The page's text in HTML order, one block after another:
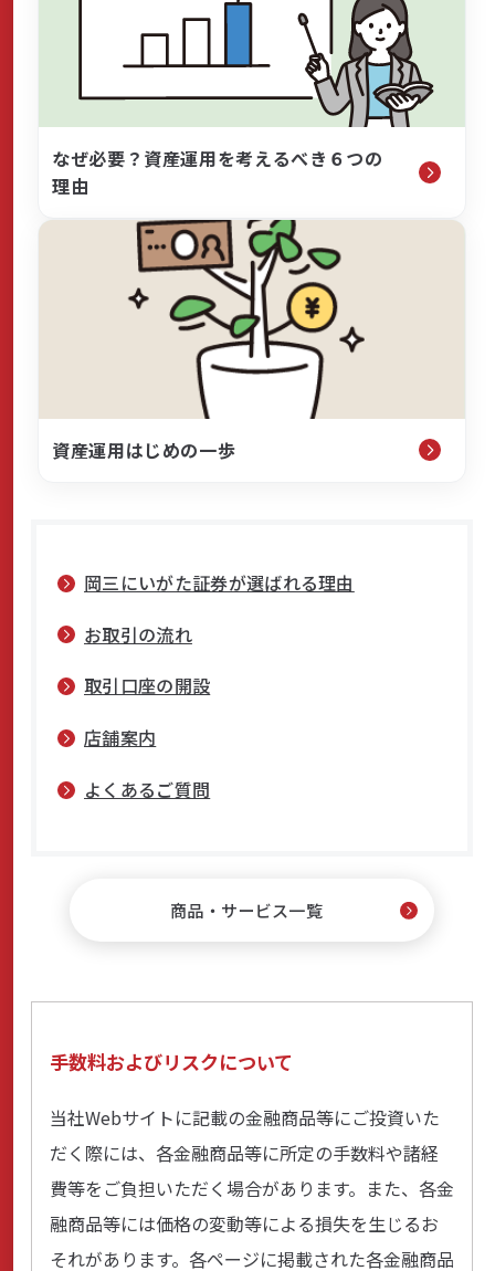
なぜ必要？資産運用を考えるべき６つの
理由
資産運用はじめの一歩
岡三にいがた証券が選ばれる理由
お取引の流れ
取引口座の開設
店舗案内
よくあるご質問
商品・サービス一覧
手数料およびリスクについて
当社Webサイトに記載の金融商品等にご投資いた
だく際には、各金融商品等に所定の手数料や諸経
費等をご負担いただく場合があります。また、各金
融商品等には価格の変動等による損失を生じるお
それがあります。各ページに掲載された各金融商品